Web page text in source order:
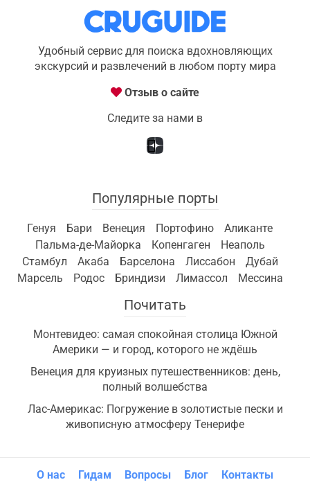
Удобный сервис для поиска вдохновляющих
экскурсий и развлечений в любом порту мира
Отзыв о сайте
Следите за нами в
Популярные порты
Генуя Бари Венеция Портофино
Аликанте
Пальма-де-Майорка
Копенгаген
Неаполь
Стамбул
Акаба Барселона Лиссабон
Дубай
Марсель
Родос Бриндизи Лимассол Мессина
Почитать
Монтевидео: самая спокойная столица Южной
Америки — и город, которого не ждёшь
Венеция для круизных путешественников: день,
полный волшебства
Лас-Америкас: Погружение в золотистые пески и
живописную атмосферу Тенерифе
О нас Гидам Вопросы Блог Контакты